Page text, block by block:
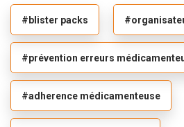
#blister packs
#prévention erreurs
#adherence médicamenteuse